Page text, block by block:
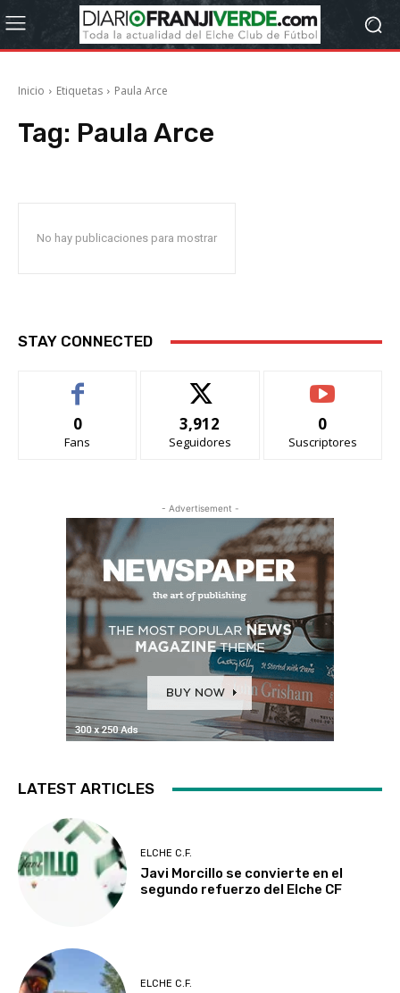
Inicio Etiquetas Paula Arce
Tag: Paula Arce
No hay publicaciones para mostrar
STAY CONNECTED
0
Fans
3,912
Seguidores
0
Suscriptores
- Advertisement -
LATEST ARTICLES
ELCHE C.F.
Javi Morcillo se convierte en el
segundo refuerzo del Elche CF
ELCHE C.F.